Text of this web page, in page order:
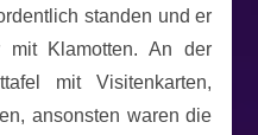
standen und er
mit Klamotten. An der
mit Visitenkarten,
ansonsten waren die